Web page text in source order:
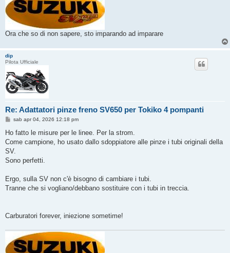
Ora che so di non sapere, sto imparando ad imparare
dip
Pilota Ufficiale
Re: Adattatori pinze freno SV650 per Tokiko 4 pompanti
M
s
a
g
i
sab apr 04, 2026 12:18 pm
Ho fatto le misure per le linee. Per la strom.
Come campione, ho usato dallo sdoppiatore alle pinze i tubi originali della
SV.
Sono perfetti.
Ergo, sulla SV non c'è bisogno di cambiare i tubi.
Tranne che si vogliano/debbano sostituire con i tubi in treccia.
Carburatori forever, iniezione sometime!